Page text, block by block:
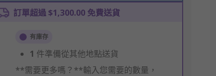
訂單超過 $1,300.00 免費送貨
有庫存
1 件準備從其他地點送貨
**需要更多嗎？**輸入您需要的數量，